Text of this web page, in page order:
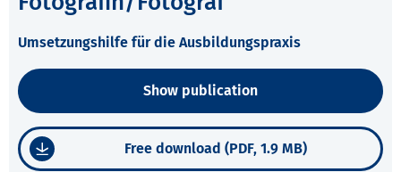
Umsetzungshilfe für die Ausbildungspraxis
Show publication
Free download (PDF, 1.9 MB)